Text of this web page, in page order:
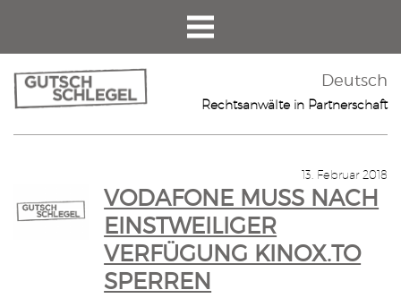
Deutsch
Rechtsanwälte in Partnerschaft
13. Februar 2018
VODAFONE MUSS NACH E
INSTWEILIGER V
ERFÜGUNG KINOX.TO S
PERREN